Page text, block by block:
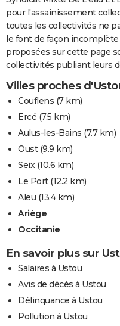
pour l'assainissement
toutes les collectivités ne
le font de façon
proposées sur cette page
collectivités publiant leurs
Villes proches
Couflens (7 km)
Ercé (7.5 km)
Aulus-les-Bains (7.7 km)
Oust(9.9 km)
Seix(10.6 km)
Le Port(12.2 km)
Aleu (13.4 km)
Ariège
Occitanie
En savoir plus sur
Salaires à Ustou
Avis de décès à Ustou
Délinquance à Ustou
Pollution à Ustou